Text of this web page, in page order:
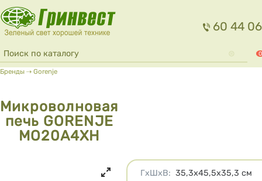
Перейти к основному содержанию
60 44 06
Форма поиска
Поиск 0
Вы здесь
Бренды ⇢ Gorenje
Микроволновая
печь GORENJE
MO20A4XH
Характеристики
ГхШхВ: 35,3х45,5х35,3 см